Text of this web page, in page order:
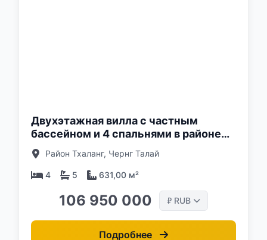
Двухэтажная вилла с частным
бассейном и 4 спальнями в районе
Таланг, Пхукет в комплексе Nature's
Rest Villa Cherngtalay
Район Тхаланг, Чернг Талай
4 5 631,00 м²
106 950 000 ₽ RUB
Подробнее